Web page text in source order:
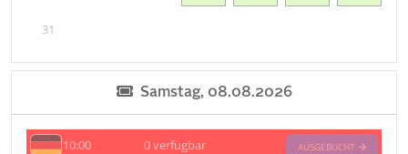
31
Samstag, 08.08.2026
10:00 0verfügbar AUSGEBUCHT